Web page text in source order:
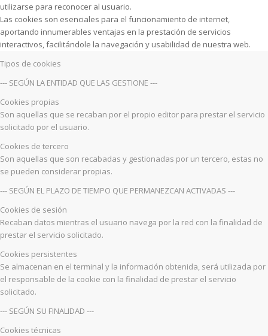
utilizarse para reconocer al usuario.
Las cookies son esenciales para el funcionamiento de internet,
aportando innumerables ventajas en la prestación de servicios
interactivos, facilitándole la navegación y usabilidad de nuestra web.
Tipos de cookies
--- SEGÚN LA ENTIDAD QUE LAS GESTIONE ---
Cookies propias
Son aquellas que se recaban por el propio editor para prestar el servicio
solicitado por el usuario.
Cookies de tercero
Son aquellas que son recabadas y gestionadas por un tercero, estas no
se pueden considerar propias.
--- SEGÚN EL PLAZO DE TIEMPO QUE PERMANEZCAN ACTIVADAS ---
Cookies de sesión
Recaban datos mientras el usuario navega por la red con la finalidad de
prestar el servicio solicitado.
Cookies persistentes
Se almacenan en el terminal y la información obtenida, será utilizada por
el responsable de la cookie con la finalidad de prestar el servicio
solicitado.
--- SEGÚN SU FINALIDAD ---
Cookies técnicas